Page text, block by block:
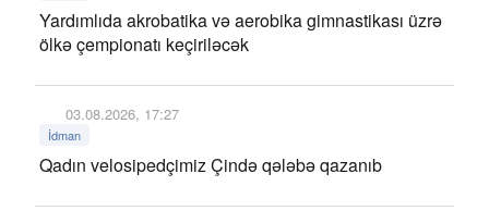
Yardımlıda akrobatika və aerobika gimnastikası üzrə
ölkə çempionatı keçiriləcək
03.08.2026, 17:27
İdman
Qadın velosipedçimiz Çində qələbə qazanıb